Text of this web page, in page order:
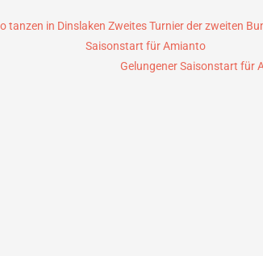
tanzen in Dinslaken Zweites Turnier der zweiten
Saisonstart für Amianto
Gelungener Saisonstart für